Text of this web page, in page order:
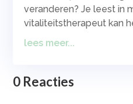
veranderen? Je leest in
vitaliteitstherapeut kan
lees meer...
0 Reacties